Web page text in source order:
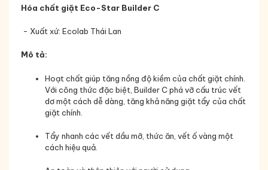
Hóa chất giặt Eco-Star Builder C
- Xuất xứ: Ecolab Thái Lan
Mô tả:
Hoạt chất giúp tăng nồng độ kiềm của chất giặt chính.
Với công thức đặc biệt, Builder C phá vỡ cấu trúc vết
dơ một cách dễ dàng, tăng khả năng giặt tẩy của chất
giặt chính.
Tẩy nhanh các vết dầu mỡ, thức ăn, vết ố vàng một
cách hiệu quả.